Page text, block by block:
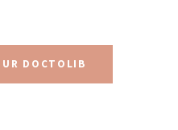
DOCTOLIB